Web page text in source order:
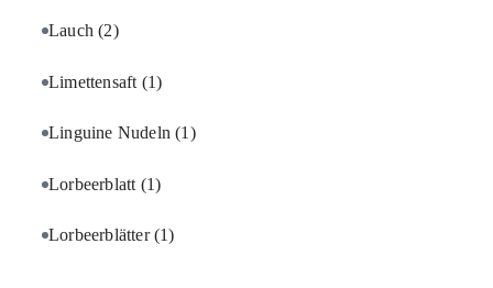
Lauch(2)
Limettensaft (1)
Linguine Nudeln(1)
Lorbeerblatt (1)
Lorbeerblätter(1)